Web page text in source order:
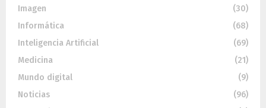
Imagen
(30)
Informática
(68)
Inteligencia Artificial
(69)
Medicina
(21)
Mundo digital
(9)
Noticias
(96)